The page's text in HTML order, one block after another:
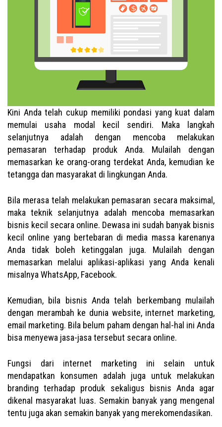
Kini Anda telah cukup memiliki pondasi yang kuat dalam
memulai usaha modal kecil sendiri. Maka langkah
selanjutnya adalah dengan mencoba melakukan
pemasaran terhadap produk Anda. Mulailah dengan
memasarkan ke orang-orang terdekat Anda, kemudian ke
tetangga dan masyarakat di lingkungan Anda.
Bila merasa telah melakukan pemasaran secara maksimal,
maka teknik selanjutnya adalah mencoba memasarkan
bisnis kecil secara online. Dewasa ini sudah banyak bisnis
kecil online yang bertebaran di media massa karenanya
Anda tidak boleh ketinggalan juga. Mulailah dengan
memasarkan melalui aplikasi-aplikasi yang Anda kenali
misalnya WhatsApp, Facebook.
Kemudian, bila bisnis Anda telah berkembang mulailah
dengan merambah ke dunia website, internet marketing,
email marketing. Bila belum paham dengan hal-hal ini Anda
bisa menyewa jasa-jasa tersebut secara online.
Fungsi dari internet marketing ini selain untuk
mendapatkan konsumen adalah juga untuk melakukan
branding terhadap produk sekaligus bisnis Anda agar
dikenal masyarakat luas. Semakin banyak yang mengenal
tentu juga akan semakin banyak yang merekomendasikan.